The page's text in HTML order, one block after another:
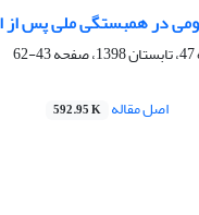
در همبستگی ملی پس از
43-62
اصل مقاله 592.95 K